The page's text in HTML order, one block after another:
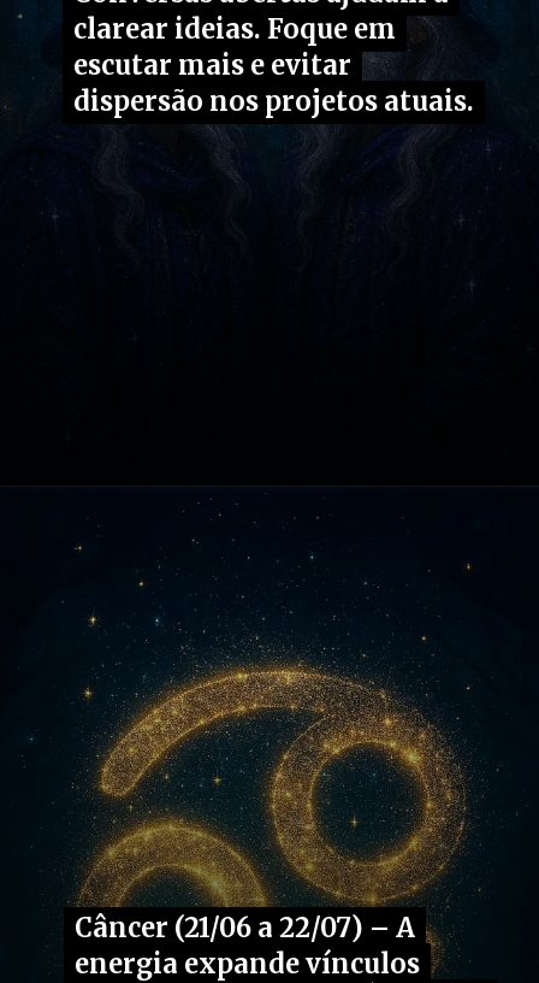
clarear ideias. Foque em
escutar mais e evitar
dispersão nos projetos atuais.
clarear ideias. Foque em
escutar mais e evitar
dispersão nos projetos atuais.
https://fusne.com/vida
Câncer (21/06 a 22/07) – A
energia expande vínculos
Câncer (21/06 a 22/07) – A
energia expande vínculos